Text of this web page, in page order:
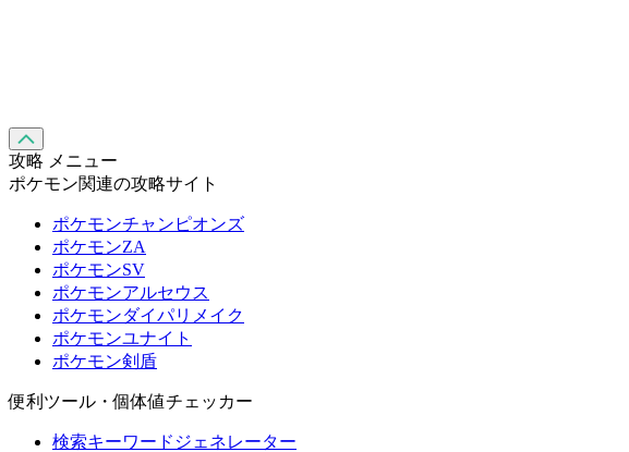
攻略 メニュー
ポケモン関連の攻略サイト
ポケモンチャンピオンズ
ポケモンZA
ポケモンSV
ポケモンアルセウス
ポケモンダイパリメイク
ポケモンユナイト
ポケモン剣盾
便利ツール・個体値チェッカー
検索キーワードジェネレーター